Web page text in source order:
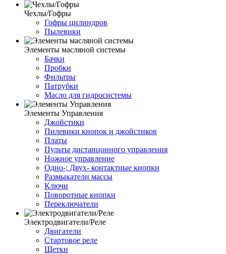
Чехлы/Гофры
Гофры цилиндров
Пылевики
Элементы масляной системы
Бачки
Пробки
Фильтры
Патрубки
Масло для гидросистемы
Элементы Управления
Джойстики
Пилевики кнопок и джойстиков
Платы
Пульты дистанцонного управления
Ножное управление
Одно-; Двух- контактные кнопки
Размыкатели массы
Ключи
Поворотные кнопки
Переключатели
Электродвигатели/Реле
Двигатели
Стартовое реле
Щетки